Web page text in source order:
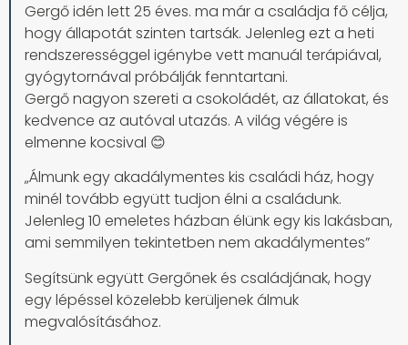
Gergő idén lett 25 éves. ma már a családja fő célja,
hogy állapotát szinten tartsák. Jelenleg ezt a heti
rendszerességgel igénybe vett manuál terápiával,
gyógytornával próbálják fenntartani.
Gergő nagyon szereti a csokoládét, az állatokat, és
kedvence az autóval utazás. A világ végére is
elmenne kocsival 😊
„Álmunk egy akadálymentes kis családi ház, hogy
minél tovább együtt tudjon élni a családunk.
Jelenleg 10 emeletes házban élünk egy kis lakásban,
ami semmilyen tekintetben nem akadálymentes”
Segítsünk együtt Gergőnek és családjának, hogy
egy lépéssel közelebb kerüljenek álmuk
megvalósításához.